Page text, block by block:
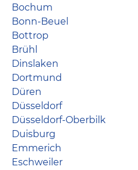
Bochum
Bonn-Beuel
Bottrop
Brühl
Dinslaken
Dortmund
Düren
Düsseldorf
Düsseldorf-Oberbilk
Duisburg
Emmerich
Eschweiler